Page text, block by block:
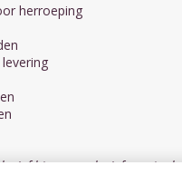
herroeping
btw en exclusief eventuele